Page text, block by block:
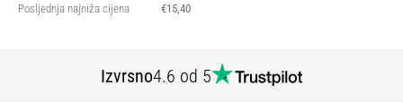
Posljednja najniža cijena €15,40
Izvrsno4.6 od 5